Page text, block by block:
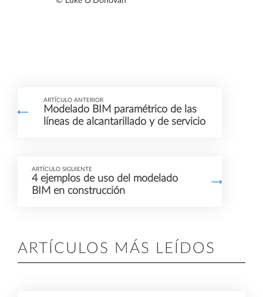
ARTÍCULO ANTERIOR
Modelado BIM paramétrico de las
líneas de alcantarillado y de servicio
ARTÍCULO SIGUIENTE
4 ejemplos de uso del modelado
BIM en construcción
ARTÍCULOS MÁS LEÍDOS